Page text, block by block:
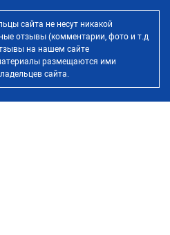
сайта не несут никакой
отзывы (комментарии, фото и т.д
на нашем сайте
размещаются ими
сайта.